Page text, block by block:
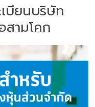
เบียนบริษัท
สามโคก